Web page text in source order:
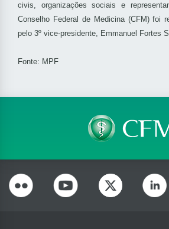
civis, organizações sociais e
Conselho Federal de Medicina (CFM) foi
pelo 3º vice-presidente, Emmanuel Fortes
Fonte: MPF